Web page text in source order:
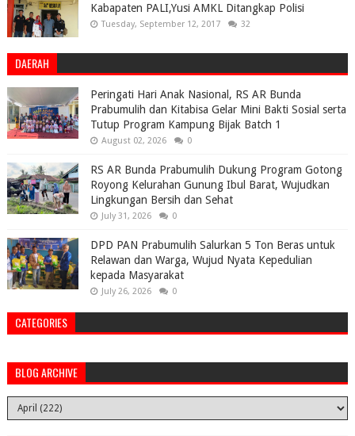
Kabapaten PALI,Yusi AMKL Ditangkap Polisi
Tuesday, September 12, 2017 32
DAERAH
Peringati Hari Anak Nasional, RS AR Bunda
Prabumulih dan Kitabisa Gelar Mini Bakti Sosial serta
Tutup Program Kampung Bijak Batch 1
August 02, 2026 0
RS AR Bunda Prabumulih Dukung Program Gotong
Royong Kelurahan Gunung Ibul Barat, Wujudkan
Lingkungan Bersih dan Sehat
July 31, 2026 0
DPD PAN Prabumulih Salurkan 5 Ton Beras untuk
Relawan dan Warga, Wujud Nyata Kepedulian
kepada Masyarakat
July 26, 2026 0
CATEGORIES
BLOG ARCHIVE